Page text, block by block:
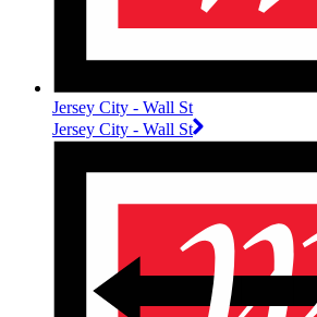
Jersey City - Wall St
Jersey City - Wall St